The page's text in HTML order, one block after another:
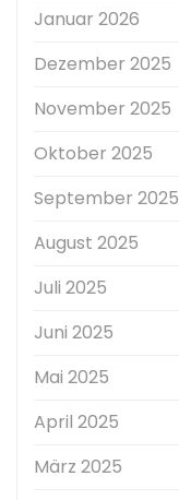
Januar 2026
Dezember 2025
November 2025
Oktober 2025
September 2025
August 2025
Juli 2025
Juni 2025
Mai 2025
April 2025
März 2025